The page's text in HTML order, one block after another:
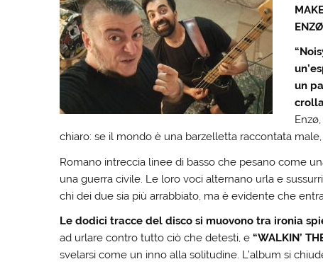
un
chiaro: se il mondo è una barzelletta raccontata
Romano intreccia linee di basso che pesano come
una guerra civile. Le loro voci alternano urla e
chi dei due sia più arrabbiato, ma è evidente che
Le dodici tracce del disco si muovono tra ironia
ad urlare contro tutto ciò che detesti, e“WALKIN’
svelarsi come un inno alla solitudine. L’album si